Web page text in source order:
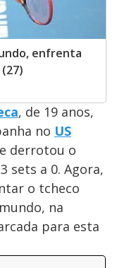
enfrenta
, de 19 anos,
no US
derrotou o
sets a 0. Agora,
o tcheco
na
para esta